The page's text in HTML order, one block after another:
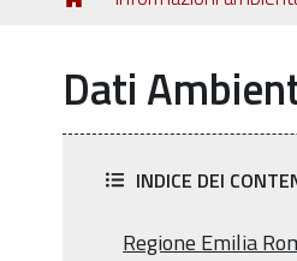
Dati
INDICE DEI
Regione Emilia